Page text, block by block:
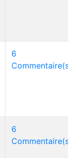
6
Commentaire(s)
6
Commentaire(s)